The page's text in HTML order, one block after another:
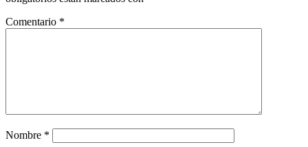
Comentario *
Nombre *